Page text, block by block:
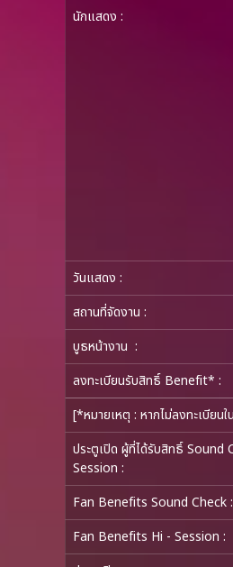
นักแสดง :
วันแสดง :
สถานที่จัดงาน :
บูธหน้างาน :
ลงทะเบียนรับสิทธิ์ Benefit* :
[*หมายเหตุ : หากไม่ลงทะเบียน
ประตูเปิด ผู้ที่ได้รับสิทธิ์ Sound
Session :
Fan Benefits Sound Check:
Fan Benefits Hi - Session :